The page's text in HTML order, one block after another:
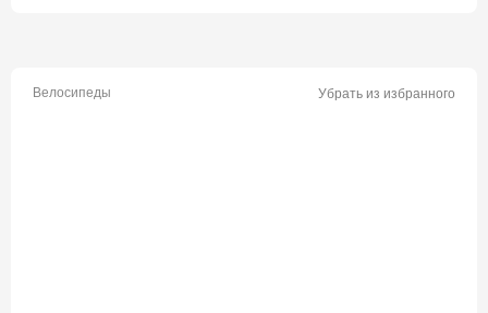
Велосипеды Убрать из избранного